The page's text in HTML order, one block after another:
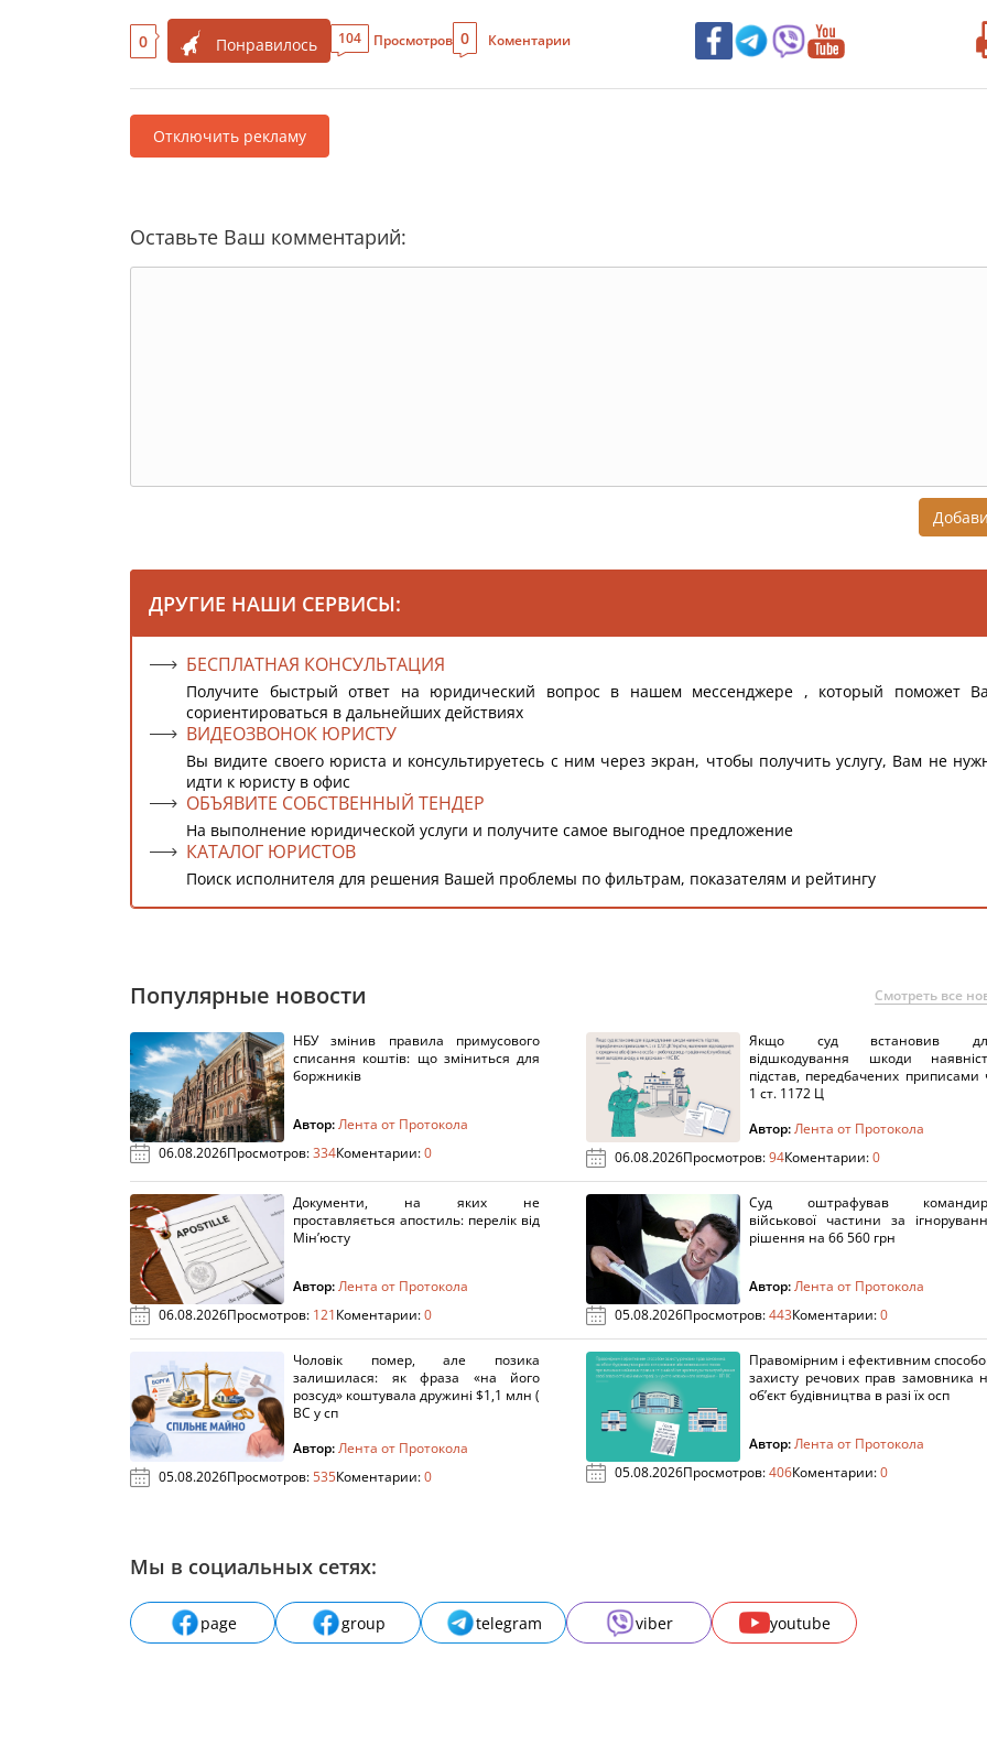
0 Понравилось 104 Просмотров 0 Коментарии
Отключить рекламу
Оставьте Ваш комментарий:
ДРУГИЕ НАШИ СЕРВИСЫ:
БЕСПЛАТНАЯ КОНСУЛЬТАЦИЯ
Получите быстрый ответ на юридический вопрос в нашем мессенджере , который поможет
сориентироваться в дальнейших действиях
ВИДЕОЗВОНОК ЮРИСТУ
Вы видите своего юриста и консультируетесь с ним через экран, чтобы получить услугу, Вам не
идти к юристу в офис
ОБЪЯВИТЕ СОБСТВЕННЫЙ ТЕНДЕР
На выполнение юридической услуги и получите самое выгодное предложение
КАТАЛОГ ЮРИСТОВ
Поиск исполнителя для решения Вашей проблемы по фильтрам, показателям и рейтингу
Популярные новости Смотреть все
НБУ змінив правила примусового
списання коштів: що зміниться для
боржників
Автор:Лента от Протокола
06.08.2026Просмотров:334Коментарии:0
Якщо суд встановив
відшкодування шкоди
підстав, передбачених приписами
1 ст. 1172 Ц
Автор:Лента от Протокола
06.08.2026Просмотров:94Коментарии:0
Документи, на яких не
проставляється апостиль: перелік від
Мін’юсту
Автор:Лента от Протокола
06.08.2026Просмотров: 121Коментарии:0
Суд оштрафував
військової частини за
рішення на 66 560 грн
Автор:Лента от Протокола
05.08.2026Просмотров:443Коментарии:0
Чоловік помер, але позика
залишилася: як фраза «на його
розсуд» коштувала дружині $1,1 млн (
ВС у сп
Автор:Лента от Протокола
05.08.2026Просмотров:535Коментарии:0
Правомірним і ефективним
захисту речових прав замовника
об’єкт будівництва в разі їх осп
Автор:Лента от Протокола
05.08.2026Просмотров:406Коментарии:0
Мы в социальных сетях:
page group telegram viber youtube